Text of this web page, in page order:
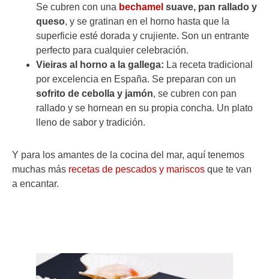
Se cubren con una bechamel suave, pan rallado y
queso, y se gratinan en el horno hasta que la
superficie esté dorada y crujiente. Son un entrante
perfecto para cualquier celebración.
Vieiras al horno a la gallega: La receta tradicional
por excelencia en España. Se preparan con un
sofrito de cebolla y jamón, se cubren con pan
rallado y se hornean en su propia concha. Un plato
lleno de sabor y tradición.
Y para los amantes de la cocina del mar, aquí tenemos
muchas más recetas de pescados y mariscos que te van
a encantar.